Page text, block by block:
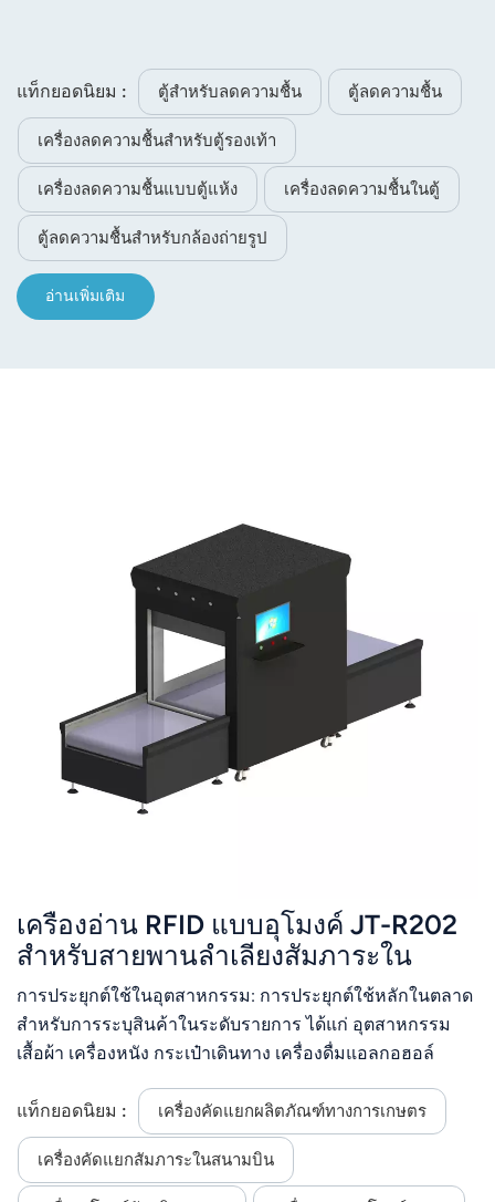
แท็กยอดนิยม : ตู้สำหรับลดความชื้น ตู้ลดความชื้น
เครื่องลดความชื้นสำหรับตู้รองเท้า
เครื่องลดความชื้นแบบตู้แห้ง เครื่องลดความชื้นในตู้
ตู้ลดความชื้นสำหรับกล้องถ่ายรูป
อ่านเพิ่มเติม
เครื่องอ่าน RFID แบบอุโมงค์ JT-R202
สำหรับสายพานลำเลียงสัมภาระใน
สนามบิน
การประยุกต์ใช้ในอุตสาหกรรม: การประยุกต์ใช้หลักในตลาด
สำหรับการระบุสินค้าในระดับรายการ ได้แก่ อุตสาหกรรม
เสื้อผ้า เครื่องหนัง กระเป๋าเดินทาง เครื่องดื่มแอลกอฮอล์
การเปรียบเทียบฉลากระดับรายการและฉลากกล่อง สินค้า
คงคลัง และอื่นๆ
แท็กยอดนิยม : เครื่องคัดแยกผลิตภัณฑ์ทางการเกษตร
เครื่องคัดแยกสัมภาระในสนามบิน